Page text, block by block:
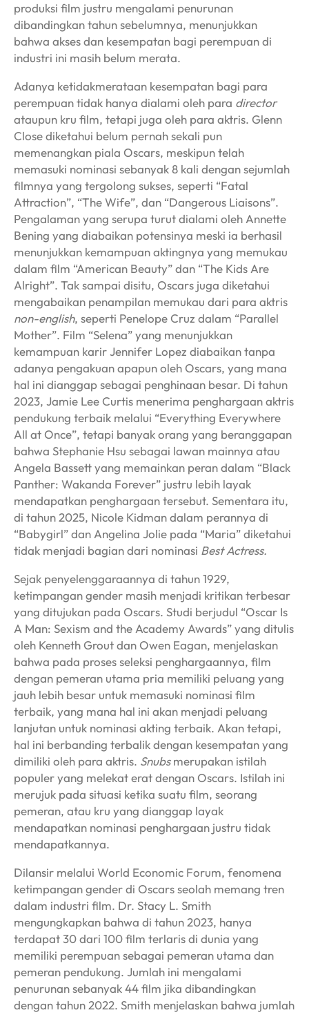
produksi film justru mengalami penurunan
dibandingkan tahun sebelumnya, menunjukkan
bahwa akses dan kesempatan bagi perempuan di
industri ini masih belum merata.
Adanya ketidakmerataan kesempatan bagi para
perempuan tidak hanya dialami oleh para director
ataupun kru film, tetapi juga oleh para aktris. Glenn
Close diketahui belum pernah sekali pun
memenangkan piala Oscars, meskipun telah
memasuki nominasi sebanyak 8 kali dengan sejumlah
filmnya yang tergolong sukses, seperti “Fatal
Attraction”, “The Wife”, dan “Dangerous Liaisons”.
Pengalaman yang serupa turut dialami oleh Annette
Bening yang diabaikan potensinya meski ia berhasil
menunjukkan kemampuan aktingnya yang memukau
dalam film “American Beauty” dan “The Kids Are
Alright”. Tak sampai disitu, Oscars juga diketahui
mengabaikan penampilan memukau dari para aktris
non-english, seperti Penelope Cruz dalam “Parallel
Mother”. Film “Selena” yang menunjukkan
kemampuan karir Jennifer Lopez diabaikan tanpa
adanya pengakuan apapun oleh Oscars, yang mana
hal ini dianggap sebagai penghinaan besar. Di tahun
2023, Jamie Lee Curtis menerima penghargaan aktris
pendukung terbaik melalui “Everything Everywhere
All at Once”, tetapi banyak orang yang beranggapan
bahwa Stephanie Hsu sebagai lawan mainnya atau
Angela Bassett yang memainkan peran dalam “Black
Panther: Wakanda Forever” justru lebih layak
mendapatkan penghargaan tersebut. Sementara itu,
di tahun 2025, Nicole Kidman dalam perannya di
“Babygirl” dan Angelina Jolie pada “Maria” diketahui
tidak menjadi bagian dari nominasi Best Actress.
Sejak penyelenggaraannya di tahun 1929,
ketimpangan gender masih menjadi kritikan terbesar
yang ditujukan pada Oscars. Studi berjudul “Oscar Is
A Man: Sexism and the Academy Awards” yang ditulis
oleh Kenneth Grout dan Owen Eagan, menjelaskan
bahwa pada proses seleksi penghargaannya, film
dengan pemeran utama pria memiliki peluang yang
jauh lebih besar untuk memasuki nominasi film
terbaik, yang mana hal ini akan menjadi peluang
lanjutan untuk nominasi akting terbaik. Akan tetapi,
hal ini berbanding terbalik dengan kesempatan yang
dimiliki oleh para aktris. Snubsmerupakan istilah
populer yang melekat erat dengan Oscars. Istilah ini
merujuk pada situasi ketika suatu film, seorang
pemeran, atau kru yang dianggap layak
mendapatkan nominasi penghargaan justru tidak
mendapatkannya.
Dilansir melalui World Economic Forum, fenomena
ketimpangan gender di Oscars seolah memang tren
dalam industri film. Dr. Stacy L. Smith
mengungkapkan bahwa di tahun 2023, hanya
terdapat 30 dari 100 film terlaris di dunia yang
memiliki perempuan sebagai pemeran utama dan
pemeran pendukung. Jumlah ini mengalami
penurunan sebanyak 44 film jika dibandingkan
dengan tahun 2022. Smith menjelaskan bahwa jumlah